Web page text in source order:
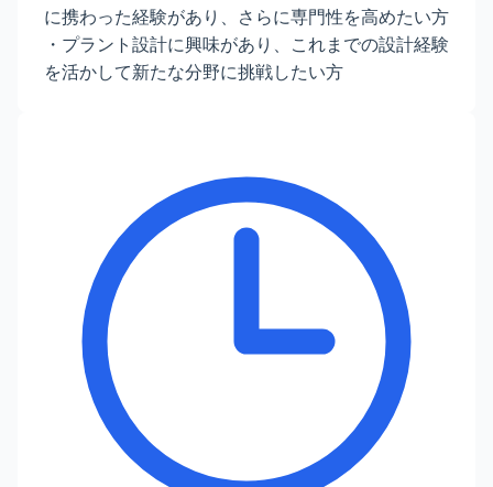
に携わった経験があり、さらに専門性を高めたい方
・プラント設計に興味があり、これまでの設計経験
を活かして新たな分野に挑戦したい方